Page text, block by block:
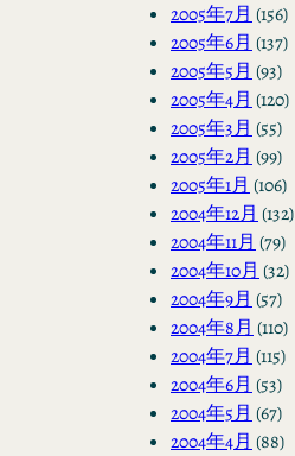
2005年7月 (156)
2005年6月 (137)
2005年5月 (93)
2005年4月 (120)
2005年3月 (55)
2005年2月 (99)
2005年1月 (106)
2004年12月 (132)
2004年11月 (79)
2004年10月 (32)
2004年9月 (57)
2004年8月 (110)
2004年7月 (115)
2004年6月 (53)
2004年5月 (67)
2004年4月 (88)